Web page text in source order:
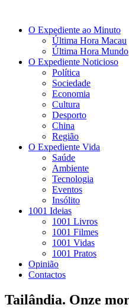
O Expediente ao Minuto
Última Hora Macau
Última Hora Mundo
O Expediente Noticioso
Política
Sociedade
Economia
Cultura
Desporto
China
Região
O Expediente Vida
Saúde
Ambiente
Tecnologia
Eventos
Insólito
1001 Ideias
1001 Livros
1001 Filmes
1001 Vidas
1001 Pratos
Opinião
Contactos
Tailândia. Onze